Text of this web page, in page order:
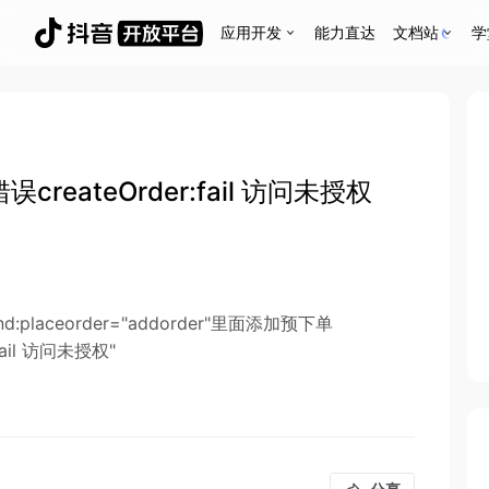
应用开发 能力直达 文档站
误createOrder:fail 访问未授权
里面添加预下单
访问未授权"